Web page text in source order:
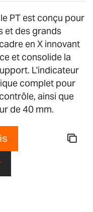
PT est conçu pour
et des grands
en X innovant
et consolide la
L'indicateur
complet pour
ainsi que
de 40 mm.